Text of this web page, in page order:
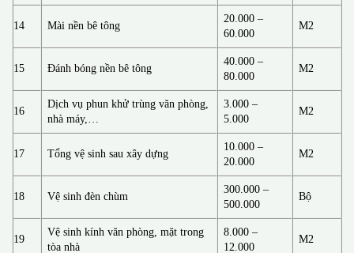
14 Mài nền bê tông
20.000 –
60.000
M2
15 Đánh bóng nền bê tông
40.000 –
80.000
M2
16
Dịch vụ phun khử trùng văn phòng,
nhà máy,…
3.000 –
5.000
M2
17 Tổng vệ sinh sau xây dựng
10.000 –
20.000
M2
18 Vệ sinh đèn chùm
300.000 –
500.000
Bộ
19
Vệ sinh kính văn phòng, mặt trong
tòa nhà
8.000 –
12.000
M2